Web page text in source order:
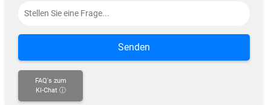
Senden
FAQ's zum
KI-Chat ⓘ